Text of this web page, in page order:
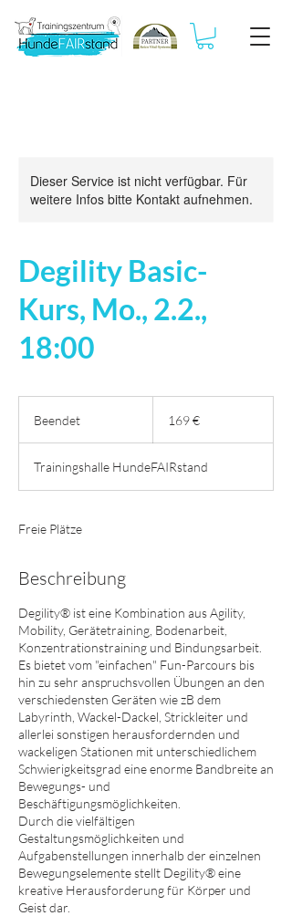
Dieser Service ist nicht verfügbar. Für
weitere Infos bitte Kontakt aufnehmen.
Degility Basic-
Kurs, Mo., 2.2.,
18:00
Beendet
n
d
t
169 €
Trainingshalle HundeFAIRstand
Freie Plätze
Beschreibung
Degility® ist eine Kombination aus Agility,
Mobility, Gerätetraining, Bodenarbeit,
Konzentrationstraining und Bindungsarbeit.
Es bietet vom "einfachen" Fun-Parcours bis
hin zu sehr anspruchsvollen Übungen an den
verschiedensten Geräten wie zB dem
Labyrinth, Wackel-Dackel, Strickleiter und
allerlei sonstigen herausfordernden und
wackeligen Stationen mit unterschiedlichem
Schwierigkeitsgrad eine enorme Bandbreite an
Bewegungs- und
Beschäftigungsmöglichkeiten.
Durch die vielfältigen
Gestaltungsmöglichkeiten und
Aufgabenstellungen innerhalb der einzelnen
Bewegungselemente stellt Degility® eine
kreative Herausforderung für Körper und
Geist dar.